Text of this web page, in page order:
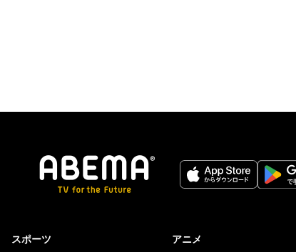
スポーツ アニメ